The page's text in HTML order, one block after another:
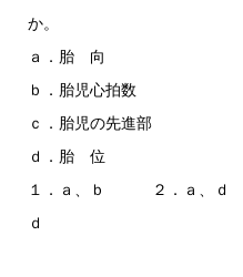
か。
ａ．胎 向
ｂ．胎児心拍数
ｃ．胎児の先進部
ｄ．胎 位
１．ａ、ｂ ２．ａ、
ｄ